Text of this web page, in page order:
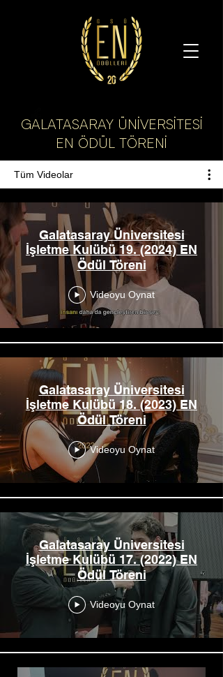
GALATASARAY ÜNİVERSİTESİ
EN ÖDÜL TÖRENİ
Tüm Videolar
Galatasaray Üniversitesi
İşletme Kulübü 19. (2024) EN
Ödül Töreni
Videoyu Oynat
Galatasaray Üniversitesi
İşletme Kulübü 18. (2023) EN
Ödül Töreni
Videoyu Oynat
Galatasaray Üniversitesi
İşletme Kulübü 17. (2022) EN
Ödül Töreni
Videoyu Oynat